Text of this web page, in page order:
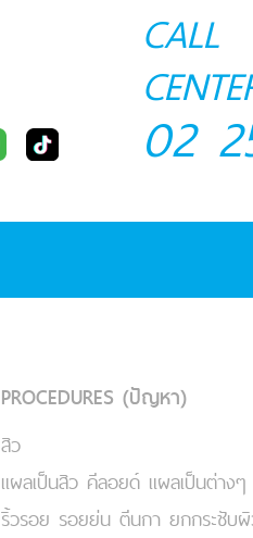
CALL
02
PROCEDURES (ปัญหา)
สิว
แผลเป็นสิว คีลอยด์ แผลเป็นต่างๆ
ริ้วรอย รอยย่น ตีนกา ยกกระชับ